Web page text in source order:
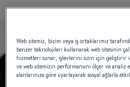
Web sitemiz, bizim veya iş ortaklarımız
benzer teknolojileri kullanarak web sitesinin
hizmetleri sunar, işlevlerini sizin için geliştirir
ve web sitemizin performansını ölçer ve analiz
alanlarınıza göre uyarlayarak sosyal ağlarla